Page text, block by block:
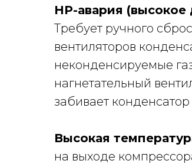
HP-авария (высокое
Требует ручного
вентиляторов
неконденсируемые
нагнетательный
забивает
Высокая
на выходе